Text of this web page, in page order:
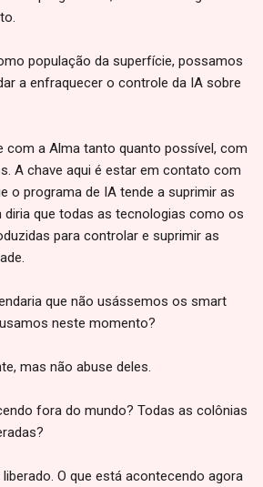
população da superfície, possamos
a enfraquecer o controle da IA sobre
com a Alma tanto quanto possível, com
A chave aqui é estar em contato com
o programa de IA tende a suprimir as
diria que todas as tecnologias como os
para controlar e suprimir as
que não usássemos os smart
neste momento?
mas não abuse deles.
fora do mundo? Todas as colônias
O que está acontecendo agora